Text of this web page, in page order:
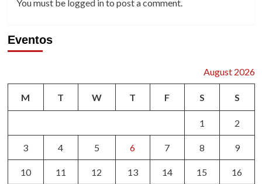
You must be logged into post a comment.
Eventos
August 2026
M T W T F S S
1 2
3 4 5 6 7 8 9
10 11 12 13 14 15 16